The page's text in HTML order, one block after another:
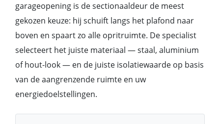
garageopening is de sectionaaldeur de meest
gekozen keuze: hij schuift langs het plafond naar
boven en spaart zo alle opritruimte. De specialist
selecteert het juiste materiaal — staal, aluminium
of hout-look — en de juiste isolatiewaarde op basis
van de aangrenzende ruimte en uw
energiedoelstellingen.